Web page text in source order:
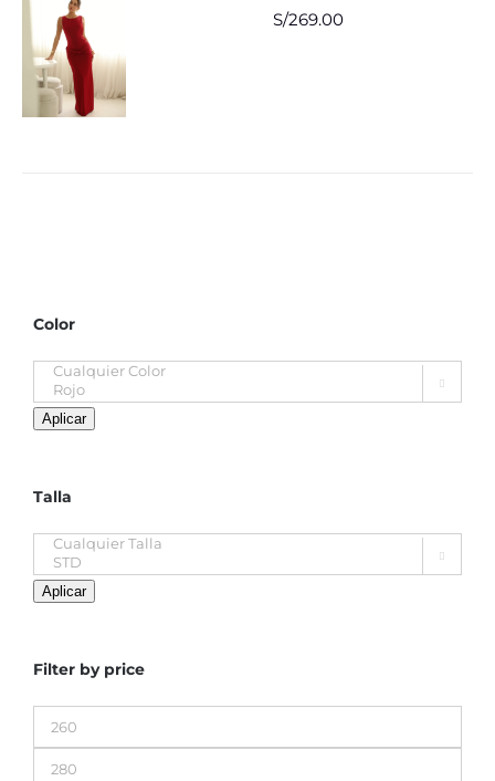
S/269.00
Color

Aplicar
Talla

Aplicar
Filter by price
Precio
mínimo
Precio